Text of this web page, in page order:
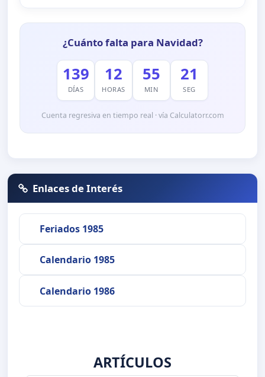
¿Cuánto falta para Navidad?
139
DÍAS
12
HORAS
55
MIN
21
SEG
Cuenta regresiva en tiempo real · vía Calculatorr.com
Enlaces de Interés
Feriados 1985
Calendario 1985
Calendario 1986
ARTÍCULOS